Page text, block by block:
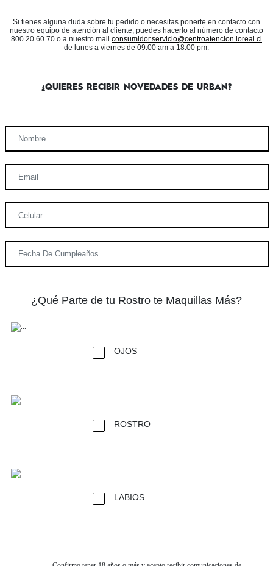
Si tienes alguna duda sobre tu pedido o necesitas ponerte en contacto con
nuestro equipo de atención al cliente, puedes hacerlo al número de contacto
800 20 60 70 o a nuestro mail consumidor.servicio@centroatencion.loreal.cl
de lunes a viernes de 09:00 am a 18:00 pm.
¿QUIERES RECIBIR NOVEDADES DE URBAN?
¿Qué Parte de tu Rostro te Maquillas Más?
OJOS
ROSTRO
LABIOS